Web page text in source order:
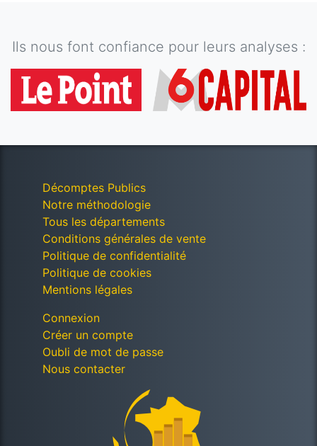
Ils nous font confiance pour leurs analyses :
Décomptes Publics
Notre méthodologie
Tous les départements
Conditions générales de vente
Politique de confidentialité
Politique de cookies
Mentions légales
Connexion
Créer un compte
Oubli de mot de passe
Nous contacter